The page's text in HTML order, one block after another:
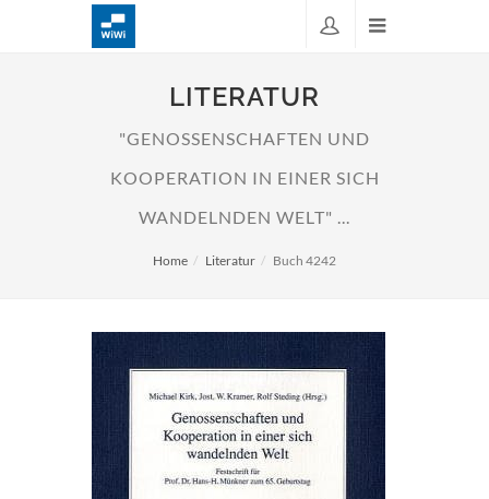
LITERATUR
"GENOSSENSCHAFTEN UND
KOOPERATION IN EINER SICH
WANDELNDEN WELT" ...
Home Literatur Buch 4242